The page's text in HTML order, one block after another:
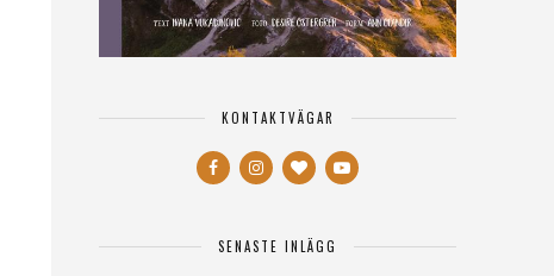
KONTAKTVÄGAR
SENASTE INLÄGG